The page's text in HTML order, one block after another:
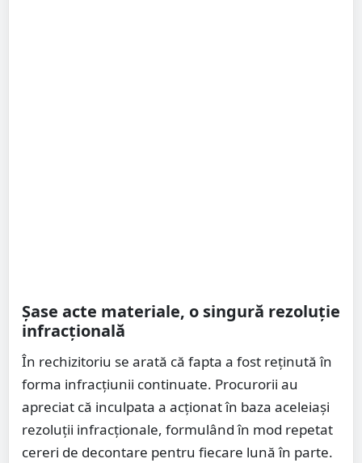
Șase acte materiale, o singură rezoluție
infracțională
În rechizitoriu se arată că fapta a fost reținută în
forma infracțiunii continuate. Procurorii au
apreciat că inculpata a acționat în baza aceleiași
rezoluții infracționale, formulând în mod repetat
cereri de decontare pentru fiecare lună în parte.